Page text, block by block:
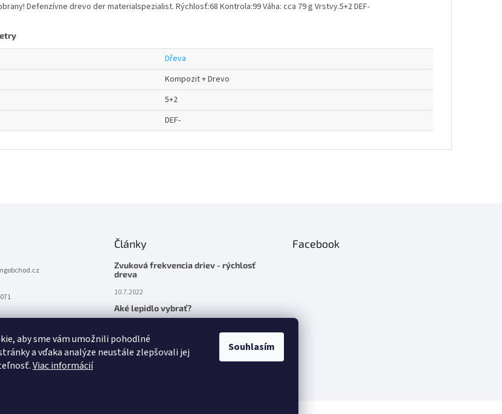
aby sme vám umožnili pohodlné
a vďaka analýze neustále zlepšovali jej
Viac informácií
Souhlasím
Defenzívne drevo der materialspezialist. Rýchlosť:68 Kontrola:99 Váha: cca 79 g Vrstvy.5+2 DEF-
Dřeva
Kompozit + Drevo
5+2
DEF-
Články
Zvuková frekvencia driev - rýchlosť
dreva
10.7.2022
Aké lepidlo vybrať?
Facebook